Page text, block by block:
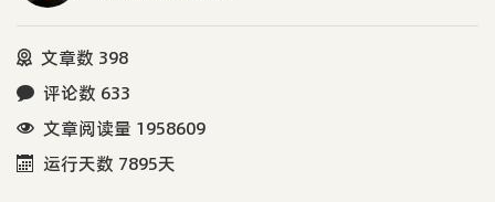
文章数 398
评论数 633
文章阅读量 1958609
运行天数 7895天